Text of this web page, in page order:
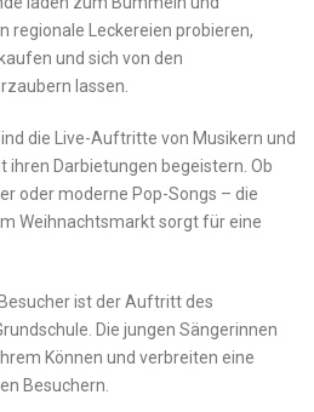
regionale Leckereien probieren,
und sich von den
lassen.
die Live-Auftritte von Musikern‌ und
ihren Darbietungen begeistern. Ob
oder moderne Pop-Songs – die
Weihnachtsmarkt sorgt für eine
ist der Auftritt des
Die jungen ‍Sängerinnen
Können und verbreiten eine
Besuchern.